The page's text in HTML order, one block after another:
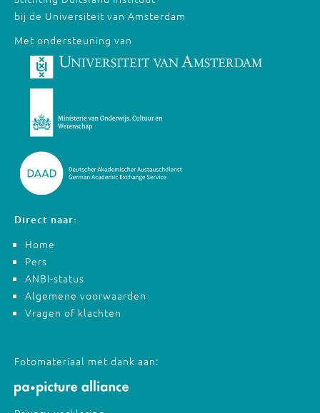
bij de Universiteit van Amsterdam
Met ondersteuning van
Direct naar:
Home
Pers
ANBI-status
Algemene voorwaarden
Vragen of klachten
Fotomateriaal met dank aan: